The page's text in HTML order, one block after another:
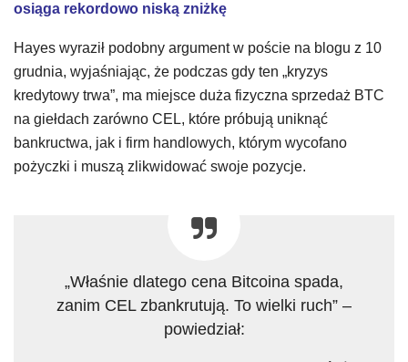
osiąga rekordowo niską zniżkę
Hayes wyraził podobny argument w poście na blogu z 10
grudnia, wyjaśniając, że podczas gdy ten „kryzys
kredytowy trwa”, ma miejsce duża fizyczna sprzedaż BTC
na giełdach zarówno CEL, które próbują uniknąć
bankructwa, jak i firm handlowych, którym wycofano
pożyczki i muszą zlikwidować swoje pozycje.
„Właśnie dlatego cena Bitcoina spada,
zanim CEL zbankrutują. To wielki ruch” –
powiedział: